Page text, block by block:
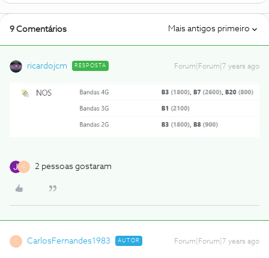
9 Comentários Mais antigos primeiro
ricardojcm RESPOSTA Forum|Forum|7 years ago
C 2 pessoas gostaram
C CarlosFernandes1983 AUTOR Forum|Forum|7 years ago